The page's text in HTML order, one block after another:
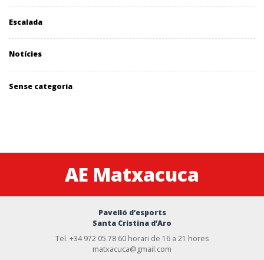
Escalada
Notícies
Sense categoría
AE Matxacuca
Pavelló d’esports
Santa Cristina d’Aro
Tel. +34 972 05 78 60 horari de 16 a 21 hores
matxacuca@gmail.com